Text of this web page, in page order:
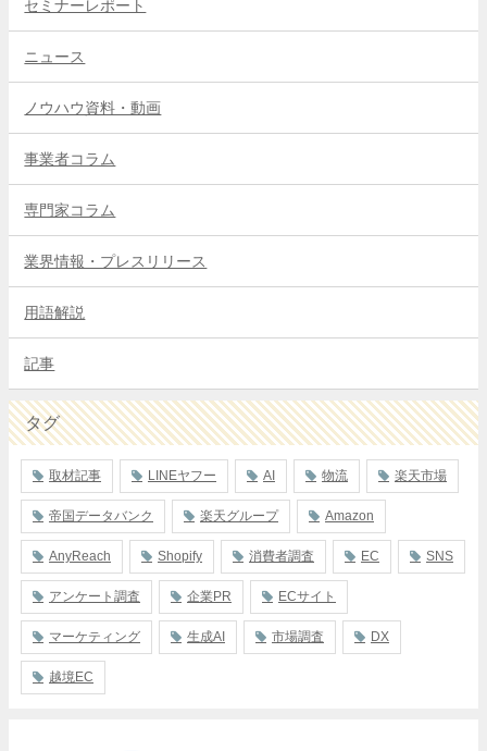
セミナーレポート
ニュース
ノウハウ資料・動画
事業者コラム
専門家コラム
業界情報・プレスリリース
用語解説
記事
タグ
取材記事 LINEヤフー AI 物流 楽天市場
帝国データバンク 楽天グループ Amazon
AnyReach Shopify 消費者調査 EC SNS
アンケート調査 企業PR ECサイト
マーケティング 生成AI 市場調査 DX
越境EC